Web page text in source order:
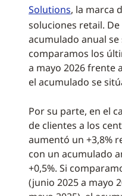
Solutions, la marca
soluciones retail.
acumulado anual se
comparamos los
a mayo 2026 frente
el acumulado se
Por su parte, en el
de clientes a los
aumentó un +3,8%
con un acumulado
+0,5%. Si
(junio 2025 a mayo